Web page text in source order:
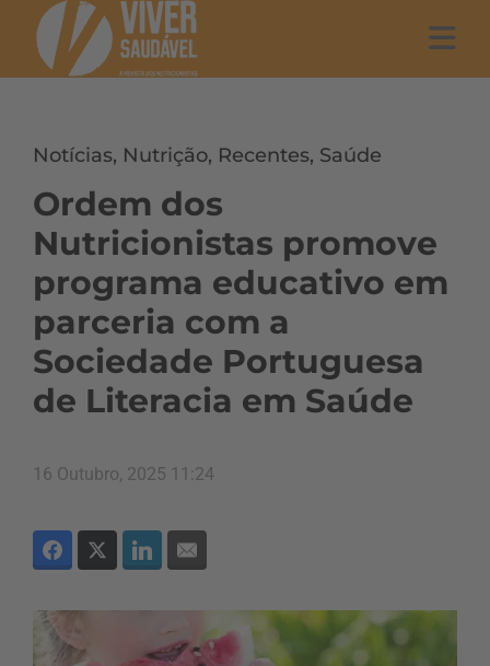
Notícias, Nutrição, Recentes, Saúde
Ordem dos
Nutricionistas promove
programa educativo em
parceria com a
Sociedade Portuguesa
de Literacia em Saúde
16 Outubro, 2025 11:24